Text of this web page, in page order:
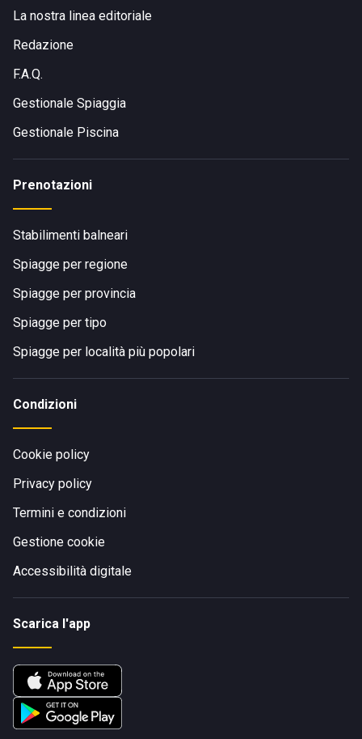
La nostra linea editoriale
Redazione
F.A.Q.
Gestionale Spiaggia
Gestionale Piscina
Prenotazioni
Stabilimenti balneari
Spiagge per regione
Spiagge per provincia
Spiagge per tipo
Spiagge per località più popolari
Condizioni
Cookie policy
Privacy policy
Termini e condizioni
Gestione cookie
Accessibilità digitale
Scarica l'app